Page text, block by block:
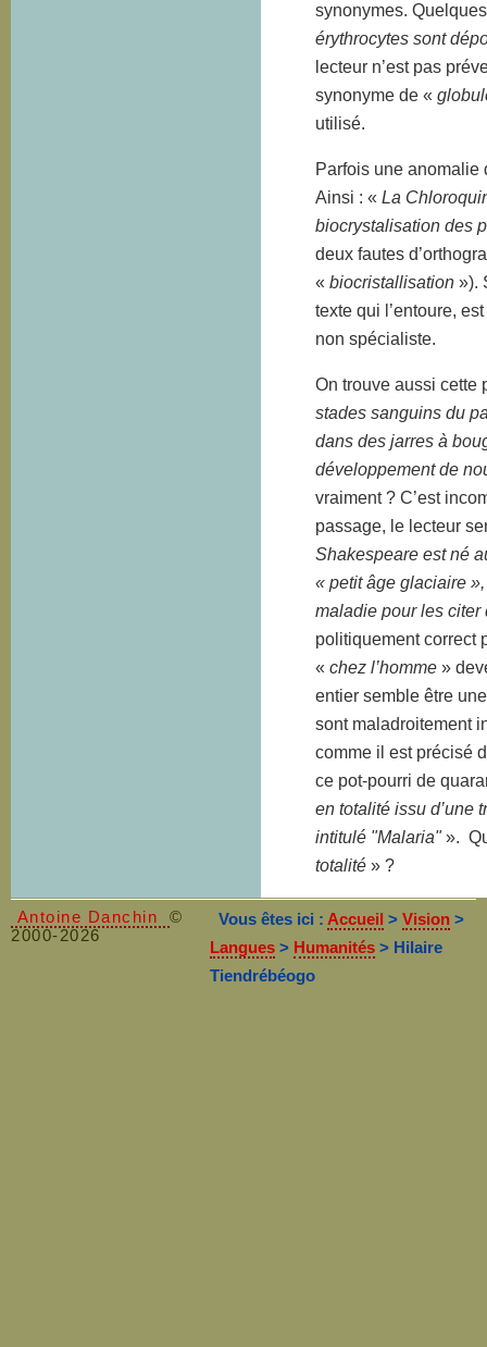
synonymes.
érythrocytes sont
lecteur n’est pas
synonyme de «
utilisé.
Parfois une anomalie
Ainsi : « La
biocrystalisation des
deux fautes
« biocristallisation »).
texte qui l’entoure,
non spécialiste.
On trouve aussi cette
stades sanguins du
dans des jarres à
développement de
vraiment ? C’est
passage, le lecteur
Shakespeare est né
« petit âge glaciaire
maladie pour les
politiquement correct
« chez l’homme »
entier semble être
sont maladroitement
comme il est précisé
ce pot-pourri de
en totalité issu d’une
intitulé "Malaria"».
totalité » ?
Antoine Danchin ©
2000-2026
Vous êtes ici : Accueil >Vision >
Langues > Humanités > Hilaire
Tiendrébéogo